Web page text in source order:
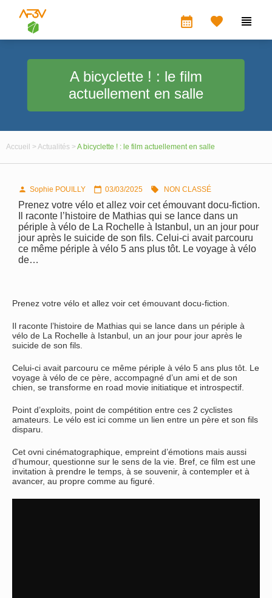
calendar_month  
A bicyclette ! : le film
actuellement en salle
Accueil > Actualités > A bicyclette ! : le film actuellement en salle
 Sophie POUILLY  03/03/2025  NON CLASSÉ
Prenez votre vélo et allez voir cet émouvant docu-fiction.
Il raconte l’histoire de Mathias qui se lance dans un
périple à vélo de La Rochelle à Istanbul, un an jour pour
jour après le suicide de son fils. Celui-ci avait parcouru
ce même périple à vélo 5 ans plus tôt. Le voyage à vélo
de…
Prenez votre vélo et allez voir cet émouvant docu-fiction.
Il raconte l’histoire de Mathias qui se lance dans un périple à
vélo de La Rochelle à Istanbul, un an jour pour jour après le
suicide de son fils.
Celui-ci avait parcouru ce même périple à vélo 5 ans plus tôt. Le
voyage à vélo de ce père, accompagné d’un ami et de son
chien, se transforme en road movie initiatique et introspectif.
Point d’exploits, point de compétition entre ces 2 cyclistes
amateurs. Le vélo est ici comme un lien entre un père et son fils
disparu.
Cet ovni cinématographique, empreint d’émotions mais aussi
d’humour, questionne sur le sens de la vie. Bref, ce film est une
invitation à prendre le temps, à se souvenir, à contempler et à
avancer, au propre comme au figuré.